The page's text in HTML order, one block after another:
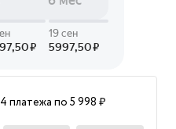
4 платежа по 5 998 ₽